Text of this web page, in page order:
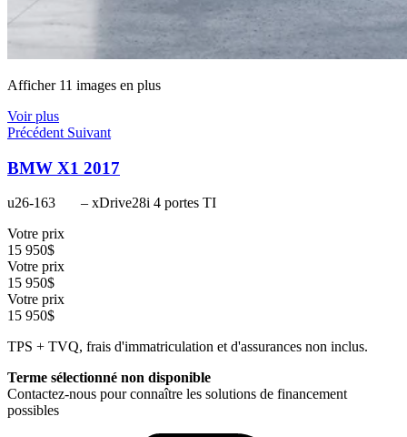
Afficher 11 images en plus
Voir plus
Précédent Suivant
BMW X1 2017
u26-163
– xDrive28i 4 portes TI
Votre prix
15 950$
Votre prix
15 950$
Votre prix
15 950$
TPS + TVQ, frais d'immatriculation et d'assurances non inclus.
Terme sélectionné non disponible
Contactez-nous pour connaître les solutions de financement
possibles